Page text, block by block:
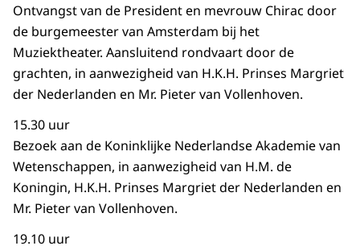
Ontvangst van de President en mevrouw Chirac door
de burgemeester van Amsterdam bij het
Muziektheater. Aansluitend rondvaart door de
grachten, in aanwezigheid van H.K.H. Prinses Margriet
der Nederlanden en Mr. Pieter van Vollenhoven.
15.30 uur
Bezoek aan de Koninklijke Nederlandse Akademie van
Wetenschappen, in aanwezigheid van H.M. de
Koningin, H.K.H. Prinses Margriet der Nederlanden en
Mr. Pieter van Vollenhoven.
19.10 uur